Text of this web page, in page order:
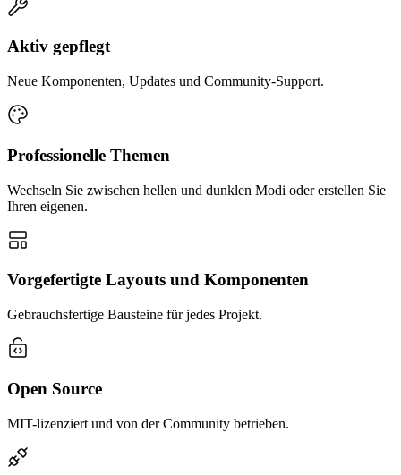
Aktiv gepflegt
Neue Komponenten, Updates und Community-Support.
Professionelle Themen
Wechseln Sie zwischen hellen und dunklen Modi oder erstellen Sie
Ihren eigenen.
Vorgefertigte Layouts und Komponenten
Gebrauchsfertige Bausteine ​​für jedes Projekt.
Open Source
MIT-lizenziert und von der Community betrieben.